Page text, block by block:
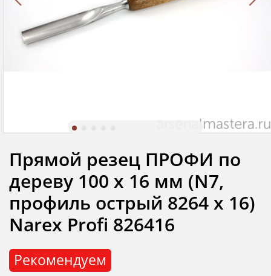
Рекомендуем
Прямой резец ПРОФИ по
дереву 100 х 16 мм (N7,
профиль острый 8264 х 16)
Narex Profi 826416